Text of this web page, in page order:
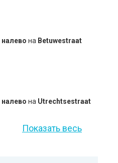
налево на Betuwestraat
налево на Utrechtsestraat
Показать весь